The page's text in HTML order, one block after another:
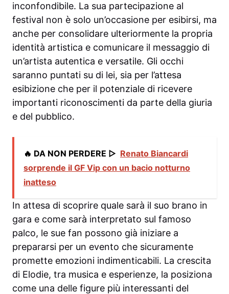
inconfondibile. La sua partecipazione al
festival non è solo un’occasione per esibirsi, ma
anche per consolidare ulteriormente la propria
identità artistica e comunicare il messaggio di
un’artista autentica e versatile. Gli occhi
saranno puntati su di lei, sia per l’attesa
esibizione che per il potenziale di ricevere
importanti riconoscimenti da parte della giuria
e del pubblico.
🔥 DA NON PERDERE ▷ Renato Biancardi
sorprende il GF Vip con un bacio notturno
inatteso
In attesa di scoprire quale sarà il suo brano in
gara e come sarà interpretato sul famoso
palco, le sue fan possono già iniziare a
prepararsi per un evento che sicuramente
promette emozioni indimenticabili. La crescita
di Elodie, tra musica e esperienze, la posiziona
come una delle figure più interessanti del